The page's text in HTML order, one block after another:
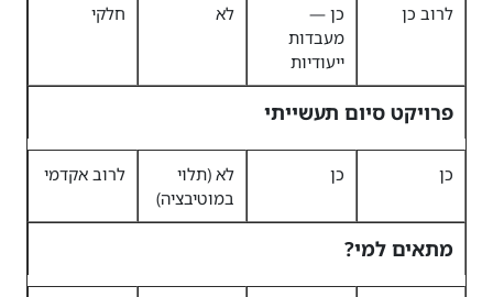
לרוב כן
כן —
מעבדות
ייעודיות
לא חלקי
פרויקט סיום תעשייתי
כן כן
לא (תלוי
במוטיבציה)
לרוב אקדמי
מתאים למי?